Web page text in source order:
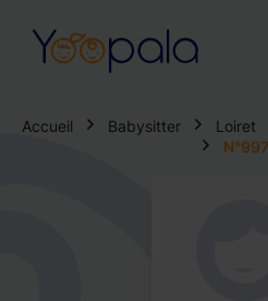
Accueil Babysitter Loiret